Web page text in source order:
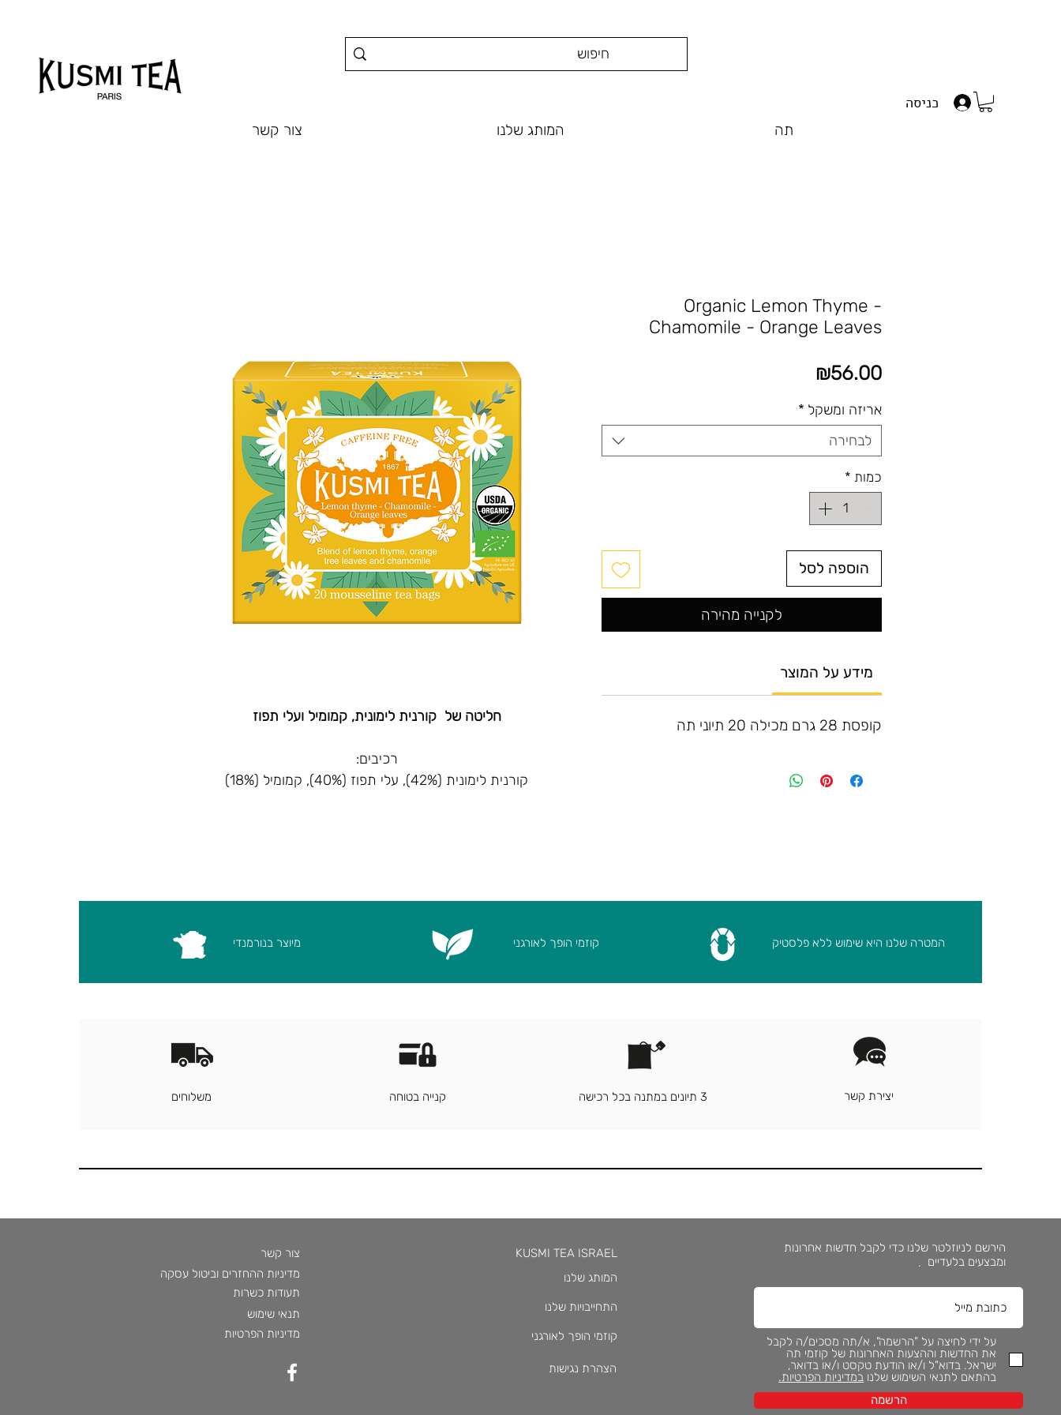
תה המותג שלנו צור קשר
כניסה
חליטה של קורנית לימונית, קמומיל ועלי תפוז
רכיבים:
קורנית לימונית (42%), עלי תפוז (40%), קמומיל (18%)
Organic Lemon Thyme -
Chamomile - Orange Leaves
₪56.00
אריזה ומשקל *
לבחירה
כמות *
הוספה לסל
לקנייה מהירה
מידע על המוצר
קופסת 28 גרם מכילה 20 תיוני תה
מיוצר בנורמנדי קוזמי הופך לאורגני המטרה שלנו היא שימוש ללא פלסטיק
משלוחים קנייה בטוחה 3 תיונים במתנה בכל רכישה יצירת קשר
צור קשר
מדיניות ההחזרים וביטול עסקה
תנאי שימוש
מדיניות הפרטיות
תעודות כשרות
KUSMI TEA ISRAEL
המותג שלנו
התחייבויות שלנו
קוזמי הופך לאורגני
הצהרת נגישות
הירשם לניוזלטר שלנו כדי לקבל חדשות אחרונות
ומבצעים בלעדיים .
על ידי לחיצה על "הרשמה", א/תה מסכים/ה לקבל
את החדשות וההצעות האחרונות של קוזמי תה
ישראל. בדוא"ל ו/או הודעת טקסט ו/או בדואר,
בהתאם לתנאי השימוש שלנו במדיניות הפרטיות.
הרשמה